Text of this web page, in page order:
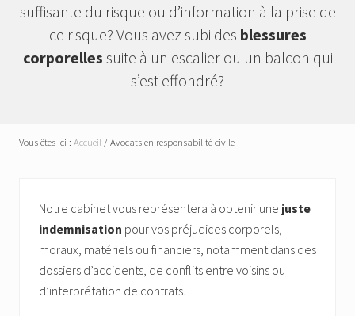
environs
suffisante du risque ou d’information à la prise de
ce risque? Vous avez subi des blessures
corporelles suite à un escalier ou un balcon qui
s’est effondré?
Vous êtes ici : Accueil /Avocats en responsabilité civile
Notre cabinet vous représentera à obtenir une juste
indemnisation pour vos préjudices corporels,
moraux, matériels ou financiers, notamment dans des
dossiers d’accidents, de conflits entre voisins ou
d’interprétation de contrats.